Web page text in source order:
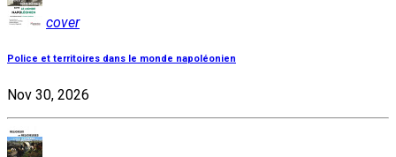
cover
Police et territoires dans le monde napoléonien
Nov 30, 2026